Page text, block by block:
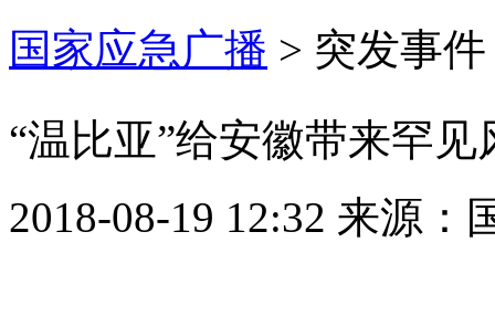
国家应急广播 > 突发事件
“温比亚”给安徽带来罕
2018-08-19 12:32 来源：